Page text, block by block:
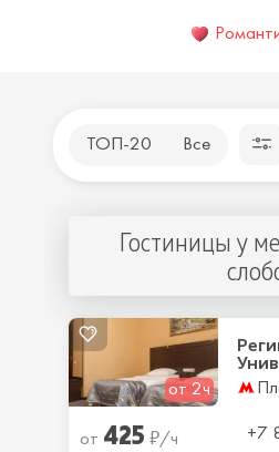
ТОП-20 Все
Гостиницы у
от 2ч
от 425 ₽/ч +7